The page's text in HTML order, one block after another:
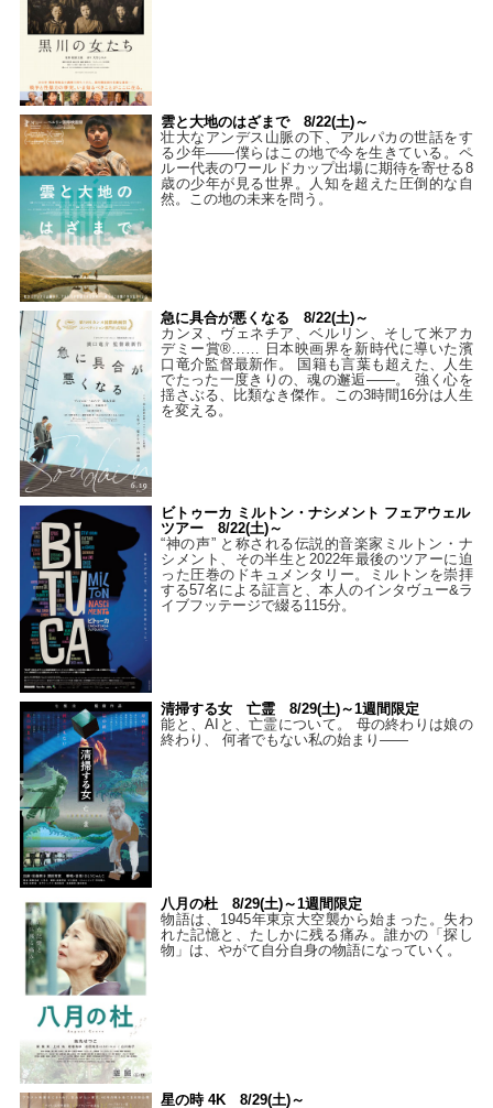
雲と大地のはざまで 8/22(土)～
壮大なアンデス山脈の下、アルパカの世話をす
る少年――僕らはこの地で今を生きている。ペ
ルー代表のワールドカップ出場に期待を寄せる8
歳の少年が見る世界。人知を超えた圧倒的な自
然。この地の未来を問う。
急に具合が悪くなる 8/22(土)～
カンヌ、ヴェネチア、ベルリン、そして米アカ
デミー賞®…… 日本映画界を新時代に導いた濱
口竜介監督最新作。 国籍も言葉も超えた、人生
でたった一度きりの、魂の邂逅――。 強く心を
揺さぶる、比類なき傑作。この3時間16分は人生
を変える。
ビトゥーカ ミルトン・ナシメント フェアウェル
ツアー 8/22(土)～
“神の声” と称される伝説的音楽家ミルトン・ナ
シメント、その半生と2022年最後のツアーに迫
った圧巻のドキュメンタリー。ミルトンを崇拝
する57名による証言と、本人のインタヴュー&ラ
イブフッテージで綴る115分。
清掃する女 亡霊 8/29(土)～1週間限定
能と、AIと、亡霊について。 母の終わりは娘の
終わり、 何者でもない私の始まり――
八月の杜 8/29(土)～1週間限定
物語は、1945年東京大空襲から始まった。失わ
れた記憶と、たしかに残る痛み。誰かの「探し
物」は、やがて自分自身の物語になっていく。
星の時 4K 8/29(土)～